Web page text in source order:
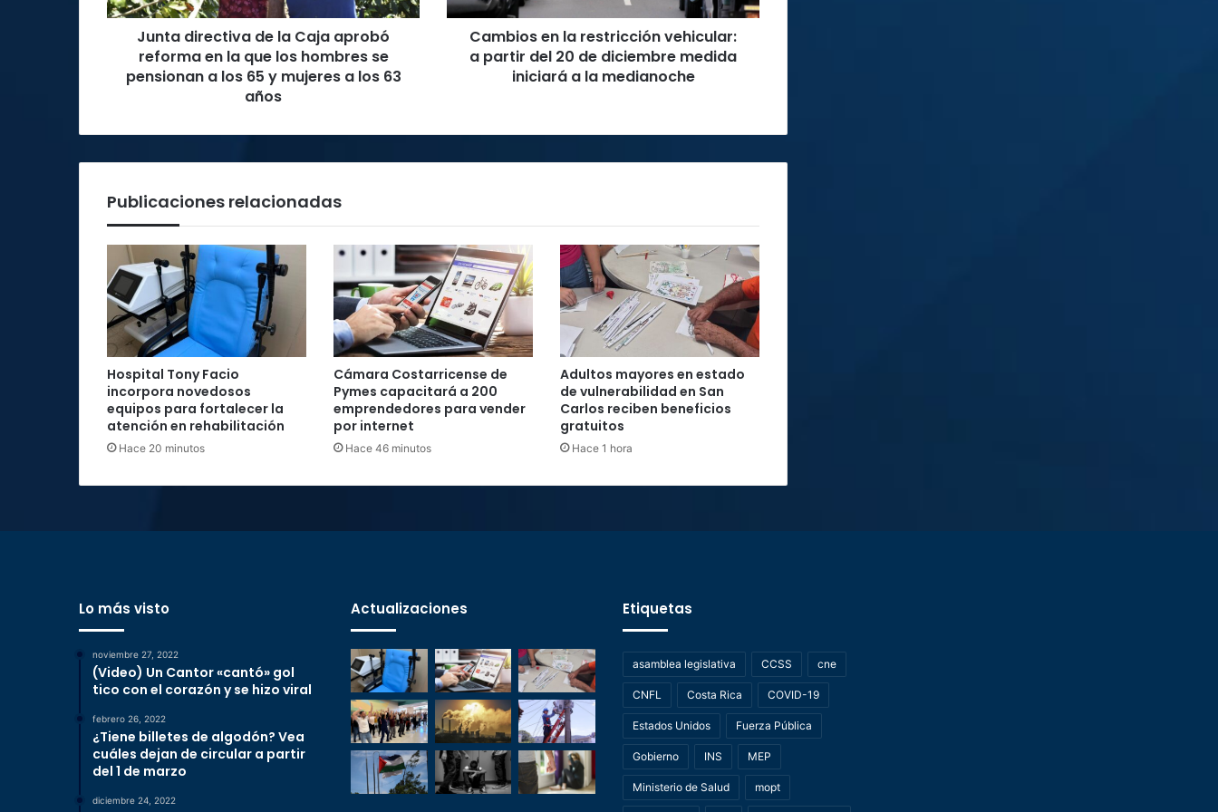
la
hombres
65
mujeres
a
los
63
años
Junta directiva de la Caja aprobó
reforma en la que los hombres se
pensionan a los 65 y mujeres a los 63
años
20
diciembre
Cambios en la restricción vehicular:
a partir del 20 de diciembre medida
iniciará a la medianoche
Publicaciones relacionadas
Hospital Tony Facio
incorpora novedosos
equipos para fortalecer la
atención en rehabilitación
Hace 20 minutos
Cámara Costarricense de
Pymes capacitará a 200
emprendedores para vender
por internet
Hace 46 minutos
Adultos mayores en estado
de vulnerabilidad en San
Carlos reciben beneficios
gratuitos
Hace 1 hora
Lo más visto
noviembre 27, 2022
(Video) Un Cantor «cantó» gol
tico con el corazón y se hizo viral
febrero 26, 2022
¿Tiene billetes de algodón? Vea
cuáles dejan de circular a partir
del 1 de marzo
diciembre 24, 2022
Actualizaciones Etiquetas
asamblea legislativa CCSS cne
CNFL Costa Rica COVID-19
Estados Unidos Fuerza Pública
Gobierno INS MEP
Ministerio de Salud mopt